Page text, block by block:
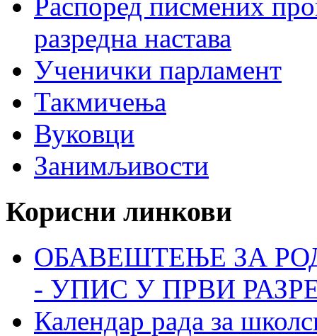
разредна настава
Ученички парламент
Такмичења
Вуковци
Занимљивости
Корисни линкови
ОБАВЕШТЕЊЕ ЗА
- УПИС У ПРВИ
Календар рада за